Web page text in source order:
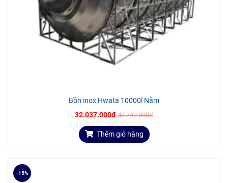
Bồn inox Hwata 10000l Nằm
32.037.000đ 37.742.000đ
Thêm giỏ hàng
-15%